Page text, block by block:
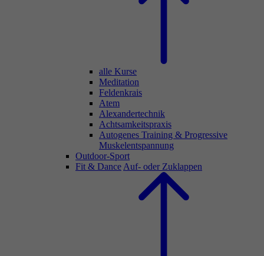
alle Kurse
Meditation
Feldenkrais
Atem
Alexandertechnik
Achtsamkeitspraxis
Autogenes Training & Progressive
Muskelentspannung
Outdoor-Sport
Fit & Dance Auf- oder Zuklappen